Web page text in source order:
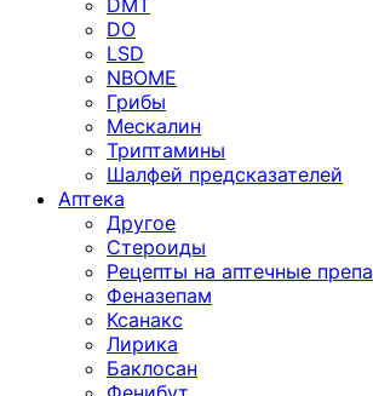
DMT
DO
LSD
NBOME
Грибы
Мескалин
Триптамины
Шалфей предсказателей
Аптека
Другое
Стероиды
Рецепты на аптечные
Феназепам
Ксанакс
Лирика
Баклосан